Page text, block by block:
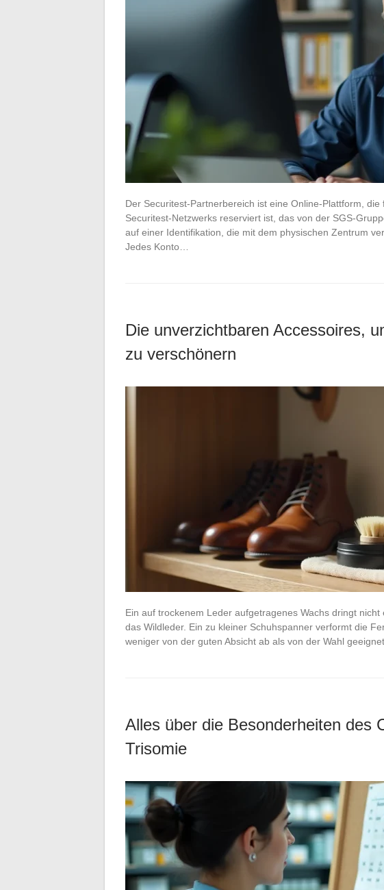
Der Securitest-Partnerbereich ist eine Online-Plattform,
Securitest-Netzwerks reserviert ist, das von der SGS-
auf einer Identifikation, die mit dem physischen Zentrum
Jedes Konto…
Die unverzichtbaren Accessoires,
zu verschönern
Ein auf trockenem Leder aufgetragenes Wachs dringt
das Wildleder. Ein zu kleiner Schuhspanner verformt die
weniger von der guten Absicht ab als von der Wahl
Alles über die Besonderheiten des
Trisomie